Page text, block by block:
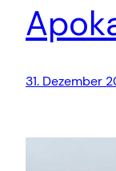
31. Dezember